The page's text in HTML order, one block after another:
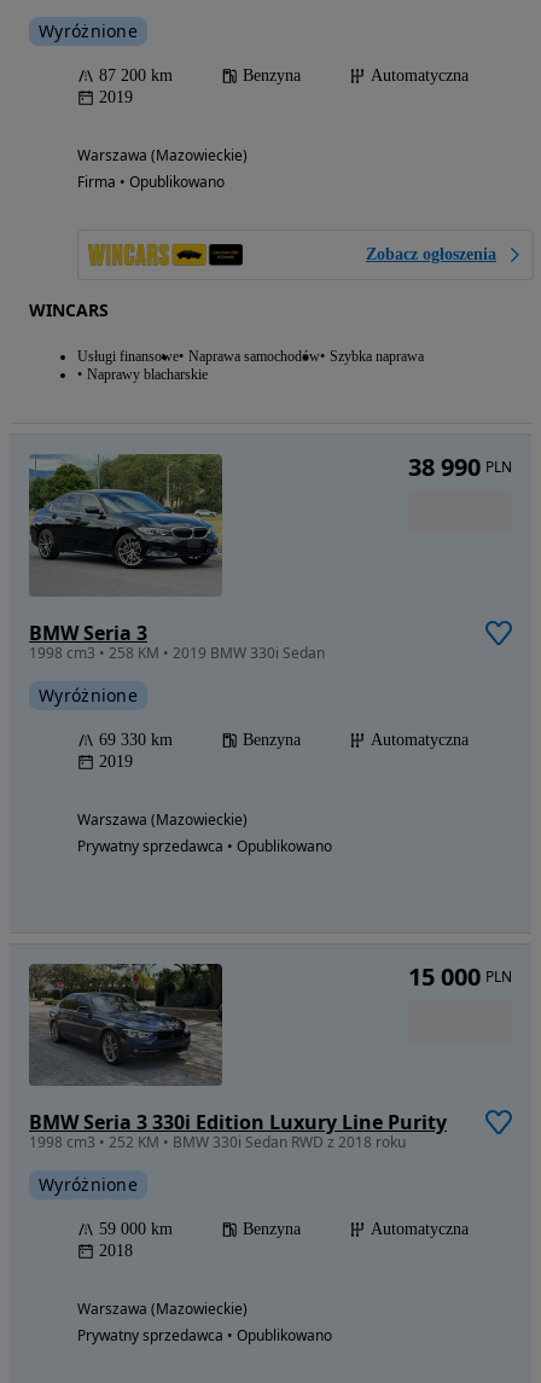
Wyróżnione
87 200 km Benzyna
Automatyczna
2019
Warszawa (Mazowieckie)
Firma • Opublikowano
Zobacz ogłoszenia
WINCARS
Usługi finansowe Naprawa samochodów Szybka naprawa
Naprawy blacharskie
BMW Seria 3
1998 cm3 • 258 KM • 2019 BMW 330i Sedan
Wyróżnione
69 330 km Benzyna
Automatyczna
2019
Warszawa (Mazowieckie)
Prywatny sprzedawca • Opublikowano
38 990 PLN
BMW Seria 3 330i Edition Luxury Line Purity
1998 cm3 • 252 KM • BMW 330i Sedan RWD z 2018 roku
Wyróżnione
59 000 km Benzyna
Automatyczna
2018
Warszawa (Mazowieckie)
Prywatny sprzedawca • Opublikowano
15 000 PLN